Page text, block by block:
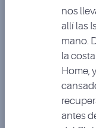
nos
allí las
mano.
la
Home,
antes